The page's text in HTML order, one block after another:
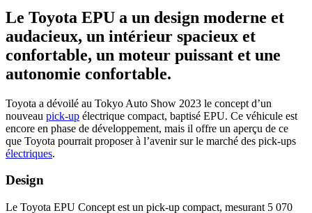
Le Toyota EPU a un design moderne et
audacieux, un intérieur spacieux et
confortable, un moteur puissant et une
autonomie confortable.
Toyota a dévoilé au Tokyo Auto Show 2023 le concept d’un
nouveau pick-up électrique compact, baptisé EPU. Ce véhicule est
encore en phase de développement, mais il offre un aperçu de ce
que Toyota pourrait proposer à l’avenir sur le marché des pick-ups
électriques.
Design
Le Toyota EPU Concept est un pick-up compact, mesurant 5 070